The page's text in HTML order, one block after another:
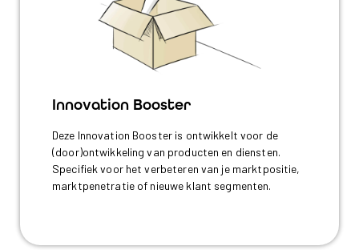
Innovation Booster
Deze Innovation Booster is ontwikkelt voor de
(door)ontwikkeling van producten en diensten.
Specifiek voor het verbeteren van je marktpositie,
marktpenetratie of nieuwe klant segmenten.